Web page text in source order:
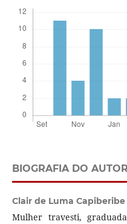
BIOGRAFIA DO AUTOR
Clair de Luma Capiberibe
Mulher travesti,